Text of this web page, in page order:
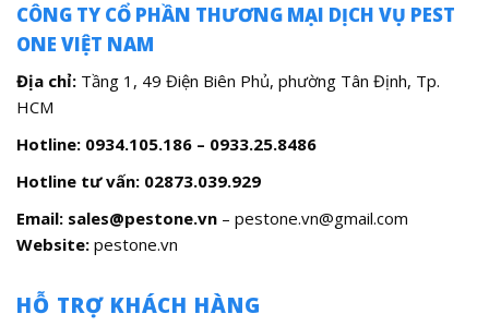
CÔNG TY CỔ PHẦN THƯƠNG MẠI DỊCH VỤ PEST
ONE VIỆT NAM
Địa chỉ: Tầng 1, 49 Điện Biên Phủ, phường Tân Định, Tp.
HCM
Hotline: 0934.105.186 – 0933.25.8486
Hotline tư vấn: 02873.039.929
Email: sales@pestone.vn – pestone.vn@gmail.com
Website: pestone.vn
HỖ TRỢ KHÁCH HÀNG